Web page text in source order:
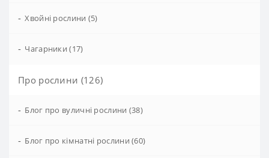
- Хвойні рослини (5)
- Чагарники (17)
Про рослини (126)
- Блог про вуличні рослини (38)
- Блог про кімнатні рослини (60)